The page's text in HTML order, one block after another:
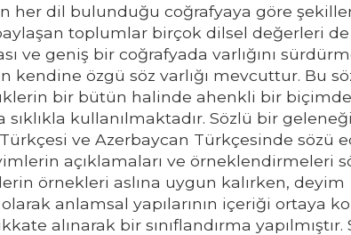
her dil bulunduğu coğrafyaya göre
toplumlar birçok dilsel değerleri
ve geniş bir coğrafyada varlığını
özgü söz varlığı mevcuttur. Bu söz
bir bütün halinde ahenkli bir biçimde
kullanılmaktadır. Sözlü bir
ve Azerbaycan Türkçesinde sözü
açıklamaları ve örneklendirmeleri
örnekleri aslına uygun kalırken, deyim
anlamsal yapılarının içeriği ortaya
alınarak bir sınıflandırma yapılmıştır.